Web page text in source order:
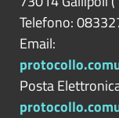
Telefono:
Email:
Posta